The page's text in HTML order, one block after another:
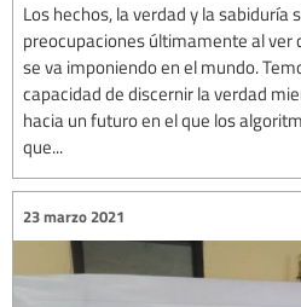
Los hechos, la verdad y la sabiduría
preocupaciones últimamente al ver
se va imponiendo en el mundo.
capacidad de discernir la verdad
hacia un futuro en el que los
que...
23 marzo 2021